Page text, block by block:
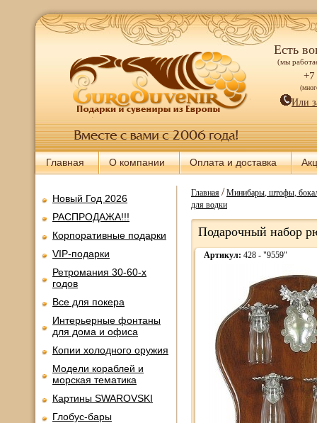
Есть
(мы
+7
Или
Главная О компании Оплата и доставка
Новый Год 2026
РАСПРОДАЖА!!!
Корпоративные подарки
VIP-подарки
Ретромания 30-60-х
годов
Все для покера
Интерьерные фонтаны
для дома и офиса
Копии холодного оружия
Модели кораблей и
морская тематика
Картины SWAROVSKI
Глобус-бары
Главная/Минибары, штофы,
для водки
Подарочный набор
Артикул: 428 - "9559"